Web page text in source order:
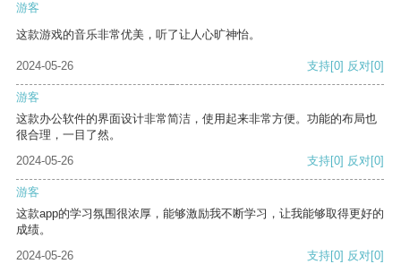
游客
这款游戏的音乐非常优美，听了让人心旷神怡。
2024-05-26 支持[0] 反对[0]
游客
这款办公软件的界面设计非常简洁，使用起来非常方便。功能的布局也
很合理，一目了然。
2024-05-26
支持[0] 反对[0]
游客
这款app的学习氛围很浓厚，能够激励我不断学习，让我能够取得更好的
成绩。
2024-05-26
支持[0] 反对[0]